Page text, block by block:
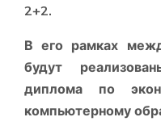
2+2.
В его рамках
будут
диплома по
компьютерному